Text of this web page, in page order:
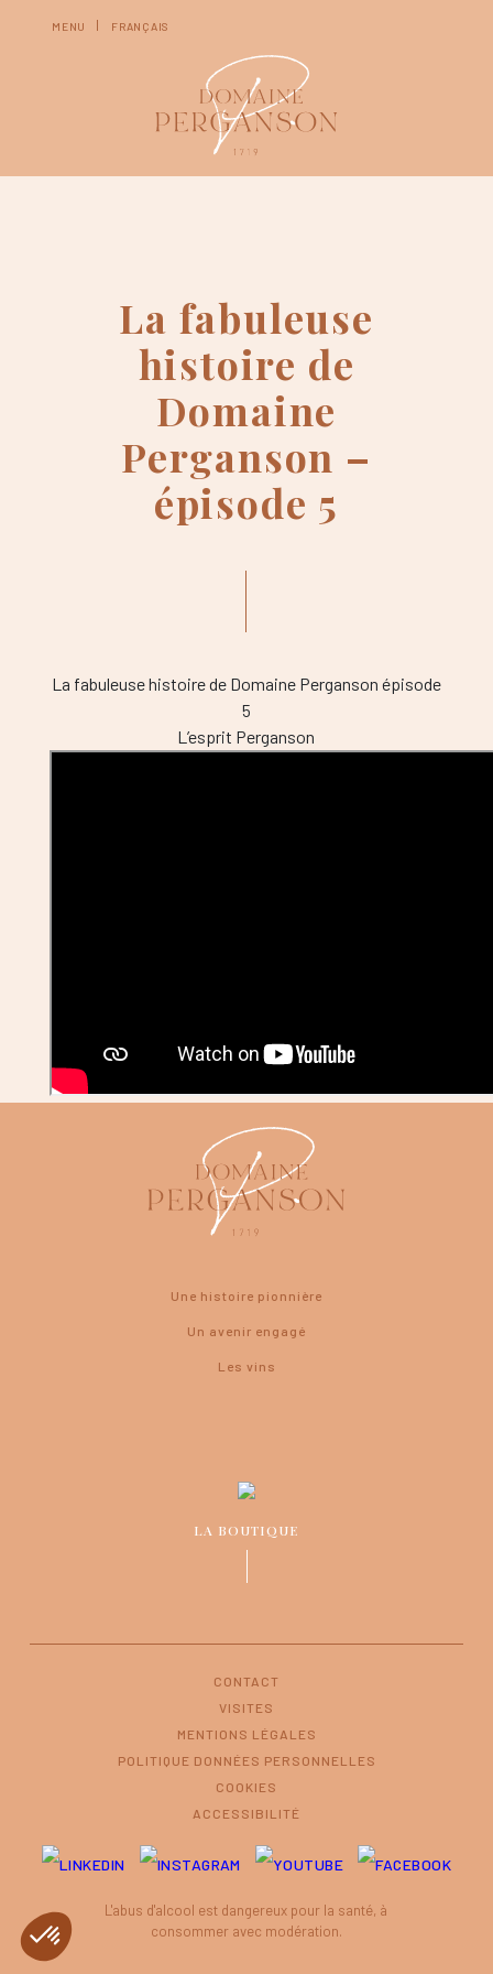
MENU FRANÇAIS
La fabuleuse
histoire de
Domaine
Perganson –
épisode 5
La fabuleuse histoire de Domaine Perganson épisode
5
L’esprit Perganson
Une histoire pionnière
Un avenir engagé
Les vins
LA BOUTIQUE
CONTACT
VISITES
MENTIONS LÉGALES
POLITIQUE DONNÉES PERSONNELLES
COOKIES
ACCESSIBILITÉ
L'abus d'alcool est dangereux pour la santé, à
consommer avec modération.